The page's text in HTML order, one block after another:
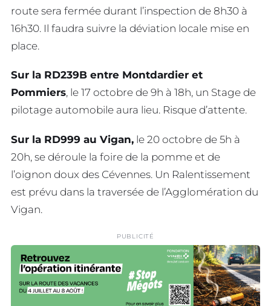
route sera fermée durant l’inspection de 8h30 à
16h30. Il faudra suivre la déviation locale mise en
place.
Sur la RD239B entre Montdardier et
Pommiers, le 17 octobre de 9h à 18h, un Stage de
pilotage automobile aura lieu. Risque d’attente.
Sur la RD999 au Vigan, le 20 octobre de 5h à
20h, se déroule la foire de la pomme et de
l’oignon doux des Cévennes. Un Ralentissement
est prévu dans la traversée de l’Agglomération du
Vigan.
PUBLICITÉ